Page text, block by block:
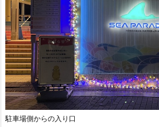
駐車場側からの入り口